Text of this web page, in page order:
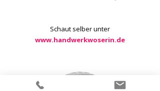
Schaut selber unter
www.handwerkwoserin.de